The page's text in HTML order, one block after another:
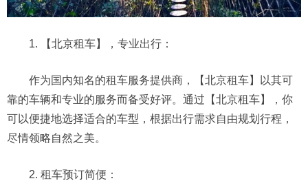
1. 【北京租车】，专业出行：
作为国内知名的租车服务提供商，【北京租车】以其可
靠的车辆和专业的服务而备受好评。通过【北京租车】，你
可以便捷地选择适合的车型，根据出行需求自由规划行程，
尽情领略自然之美。
2. 租车预订简便：